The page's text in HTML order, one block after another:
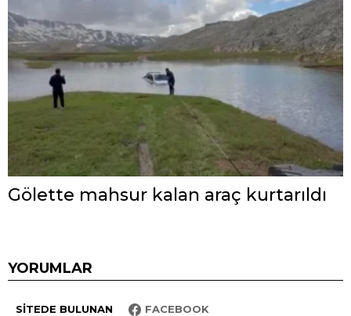
Gölette mahsur kalan araç kurtarıldı
YORUMLAR
SITEDE BULUNAN FACEBOOK